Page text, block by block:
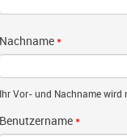
Nachname *
Ihr Vor- und Nachname
Benutzername *